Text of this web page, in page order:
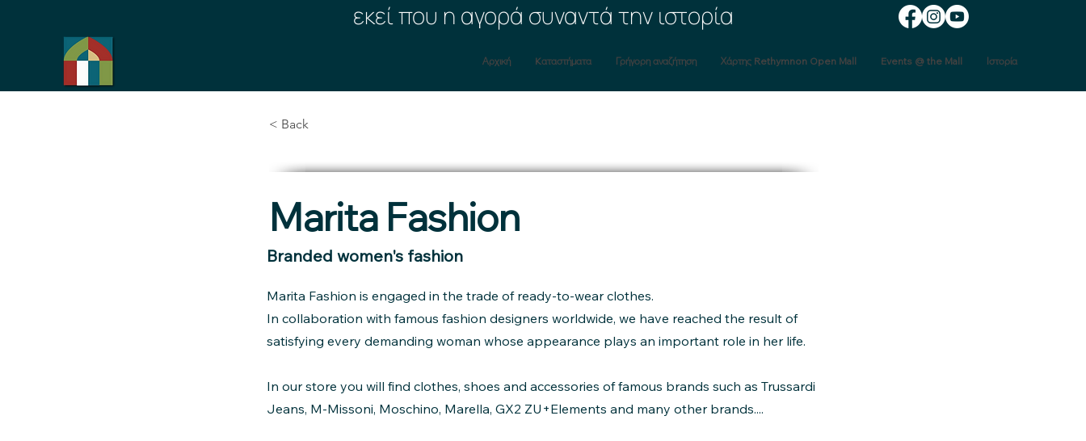
εκεί που η αγορά συναντά την ιστορία
Αρχική Kαταστήματα Γρήγορη αναζήτηση Χάρτης Rethymnon Open Mall Events @ the Mall Ιστορία
< Back
Marita Fashion
Branded women's fashion
Marita Fashion is engaged in the trade of ready-to-wear clothes.
In collaboration with famous fashion designers worldwide, we have reached the result of
satisfying every demanding woman whose appearance plays an important role in her life.
In our store you will find clothes, shoes and accessories of famous brands such as Trussardi
Jeans, M-Missoni, Moschino, Marella, GX2 ZU+Elements and many other brands....